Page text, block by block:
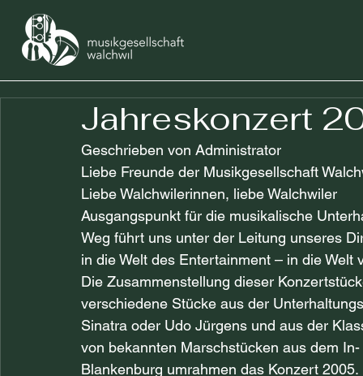
Jahreskonzert
Geschrieben von Administrator
Liebe Freunde der Musikgesellschaft
Liebe Walchwilerinnen, liebe Walchwiler
Ausgangspunkt für die musikalische
Weg führt uns unter der Leitung unseres
in die Welt des Entertainment – in die Welt
Die Zusammenstellung dieser
verschiedene Stücke aus der
Sinatra oder Udo Jürgens und aus der
von bekannten Marschstücken aus dem
Blankenburg umrahmen das Konzert 2005.